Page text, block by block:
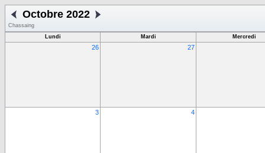
Octobre 2022
Chassaing
Lundi
Mardi Mercredi
26 27
3 4